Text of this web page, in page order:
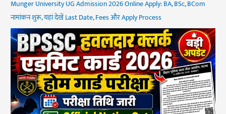
Munger University UG Admission 2026 Online Apply: BA, BSc, BCom
नामांकन शुरू, यहां देखें Last Date, Fees और Apply Process